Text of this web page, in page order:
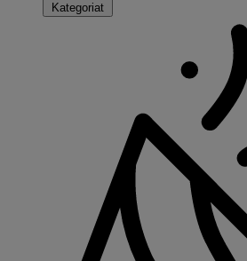
Kategoriat